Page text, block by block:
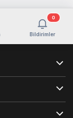
Bildirimler
0